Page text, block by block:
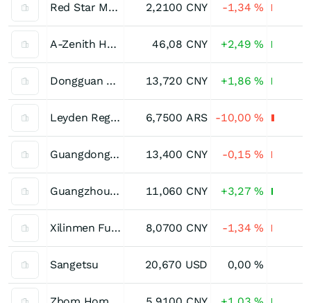
Red Star Macalline Group Ltd Registered (A) 2,2100 CNY -1,34%
A-Zenith Home Furnishings Ltd. Registered (A) 46,08 CNY +2,49%
Dongguan HuaLi Industries Ltd. Registered (A) 13,720 CNY +1,86%
Leyden Registered (B) 6,7500 ARS -10,00%
Guangdong Hotata Technology Group Ltd. Registered (A) 13,400 CNY -0,15%
Guangzhou Holike Creative Home (A) 11,060 CNY +3,27%
Xilinmen Furniture (A) 8,0700 CNY -1,34%
Sangetsu 20,670 USD 0,00%